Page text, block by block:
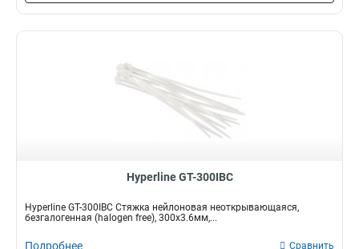
Hyperline GT-300IBC
Hyperline GT-300IBC Стяжка нейлоновая неоткрывающаяся,
безгалогенная (halogen free), 300x3.6мм,...
Подробнее Сравнить